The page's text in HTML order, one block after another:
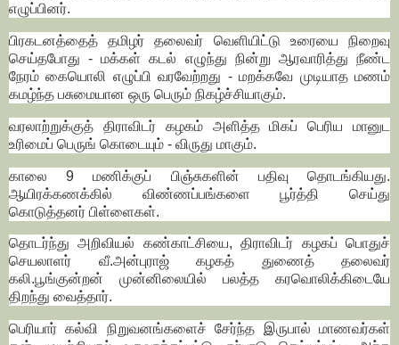
எழுப்பினர்.
பிரகடனத்தைத் தமிழர் தலைவர் வெளியிட்டு உரையை நிறைவு
செய்தபோது - மக்கள் கடல் எழுந்து நின்று ஆரவாரித்து நீண்ட
நேரம் கையொலி எழுப்பி வரவேற்றது - மறக்கவே முடியாத மணம்
கமழ்ந்த பசுமையான ஒரு பெரும் நிகழ்ச்சியாகும்.
வரலாற்றுக்குத் திராவிடர் கழகம் அளித்த மிகப் பெரிய மானுட
உரிமைப் பெருங் கொடையும் - விருது மாகும்.
காலை 9 மணிக்குப் பிஞ்சுகளின் பதிவு தொடங்கியது.
ஆயிரக்கணக்கில் விண்ணப்பங்களை பூர்த்தி செய்து
கொடுத்தனர் பிள்ளைகள்.
தொடர்ந்து அறிவியல் கண்காட்சியை, திராவிடர் கழகப் பொதுச்
செயலாளர் வீ.அன்புராஜ் கழகத் துணைத் தலைவர்
கலி.பூங்குன்றன் முன்னிலையில் பலத்த கரவொலிக்கிடையே
திறந்து வைத்தார்.
பெரியார் கல்வி நிறுவனங்களைச் சேர்ந்த இருபால் மாணவர்கள்